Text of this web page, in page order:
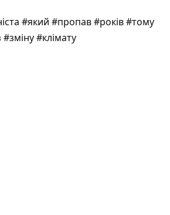
#який #пропав #років #тому
#клімату